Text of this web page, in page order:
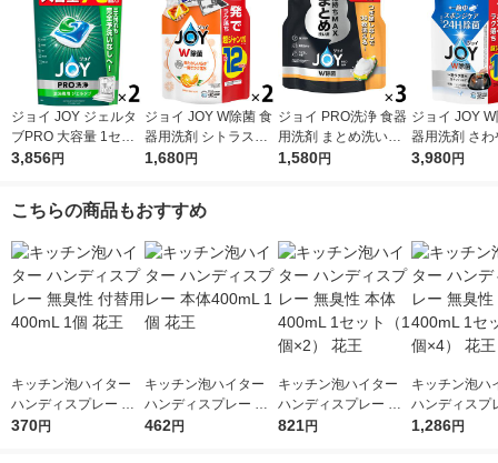
ジョイ JOY ジェルタ
ブPRO 大容量 1セッ
ト（76個入×2袋） 食
3,856円
ジョイ JOY W除菌 食
器用洗剤 シトラスオ
レンジの香り 詰め替
P＆G
1,680円
ジョイ PRO洗浄 食器
用洗剤 まとめ洗い用
詰め替え 特大 650mL
1,580円
ジョイ JOY
器用洗剤 さわ
香 詰め替え
3,980円
こちらの商品もおすすめ
キッチン泡ハイター
ハンディスプレー 無
臭性 付替用400mL 1
370円
キッチン泡ハイター
ハンディスプレー 本
体400mL 1個 花王
462円
キッチン泡ハイター
ハンディスプレー 無
臭性 本体400mL 1セ
821円
キッチン泡ハ
ハンディスプ
臭性 付替用
1,286円